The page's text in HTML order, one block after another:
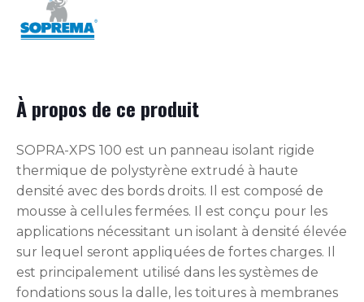
À propos de ce produit
SOPRA-XPS 100 est un panneau isolant rigide
thermique de polystyrène extrudé à haute
densité avec des bords droits. Il est composé de
mousse à cellules fermées. Il est conçu pour les
applications nécessitant un isolant à densité élevée
sur lequel seront appliquées de fortes charges. Il
est principalement utilisé dans les systèmes de
fondations sous la dalle, les toitures à membranes